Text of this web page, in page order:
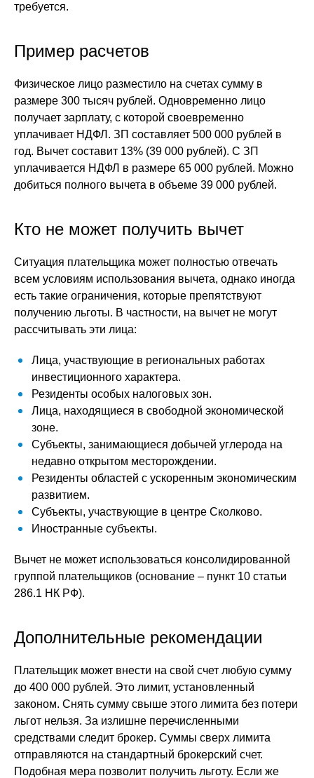
требуется.
Пример расчетов
Физическое лицо разместило на счетах сумму в
размере 300 тысяч рублей. Одновременно лицо
получает зарплату, с которой своевременно
уплачивает НДФЛ. ЗП составляет 500 000 рублей в
год. Вычет составит 13% (39 000 рублей). С ЗП
уплачивается НДФЛ в размере 65 000 рублей. Можно
добиться полного вычета в объеме 39 000 рублей.
Кто не может получить вычет
Ситуация плательщика может полностью отвечать
всем условиям использования вычета, однако иногда
есть такие ограничения, которые препятствуют
получению льготы. В частности, на вычет не могут
рассчитывать эти лица:
Лица, участвующие в региональных работах
инвестиционного характера.
Резиденты особых налоговых зон.
Лица, находящиеся в свободной экономической
зоне.
Субъекты, занимающиеся добычей углерода на
недавно открытом месторождении.
Резиденты областей с ускоренным экономическим
развитием.
Субъекты, участвующие в центре Сколково.
Иностранные субъекты.
Вычет не может использоваться консолидированной
группой плательщиков (основание – пункт 10 статьи
286.1 НК РФ).
Дополнительные рекомендации
Плательщик может внести на свой счет любую сумму
до 400 000 рублей. Это лимит, установленный
законом. Снять сумму свыше этого лимита без потери
льгот нельзя. За излишне перечисленными
средствами следит брокер. Суммы сверх лимита
отправляются на стандартный брокерский счет.
Подобная мера позволит получить льготу. Если же